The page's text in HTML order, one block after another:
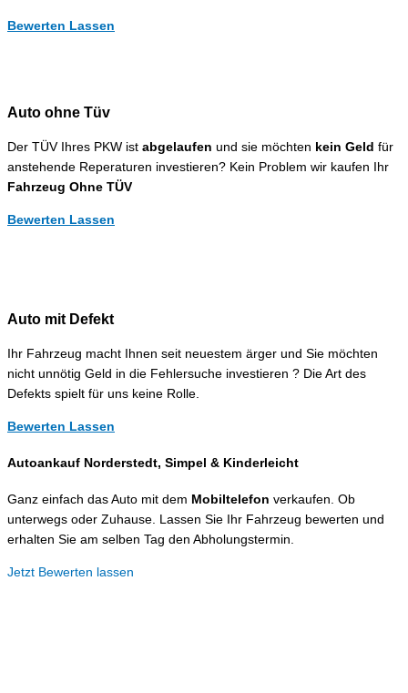
Bewerten Lassen
Auto ohne Tüv
Der TÜV Ihres PKW ist abgelaufen und sie möchten kein Geld für
anstehende Reperaturen investieren? Kein Problem wir kaufen Ihr
Fahrzeug Ohne TÜV
Bewerten Lassen
Auto mit Defekt
Ihr Fahrzeug macht Ihnen seit neuestem ärger und Sie möchten
nicht unnötig Geld in die Fehlersuche investieren ? Die Art des
Defekts spielt für uns keine Rolle.
Bewerten Lassen
Autoankauf Norderstedt, Simpel & Kinderleicht
Ganz einfach das Auto mit dem Mobiltelefon verkaufen. Ob
unterwegs oder Zuhause. Lassen Sie Ihr Fahrzeug bewerten und
erhalten Sie am selben Tag den Abholungstermin.
Jetzt Bewerten lassen